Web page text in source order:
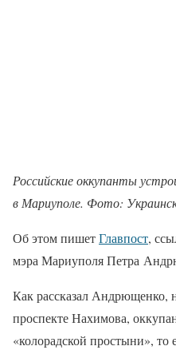
Российские оккупанты
в Мариуполе. Фото:
Об этом пишетГлавпост,
мэра Мариуполя Петра
Как рассказал Андрющенко,
проспекте Нахимова,
«колорадской простыни», то